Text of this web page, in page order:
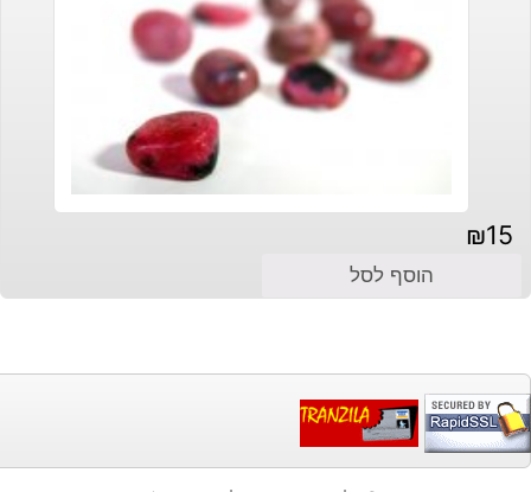
₪15
הוסף לסל